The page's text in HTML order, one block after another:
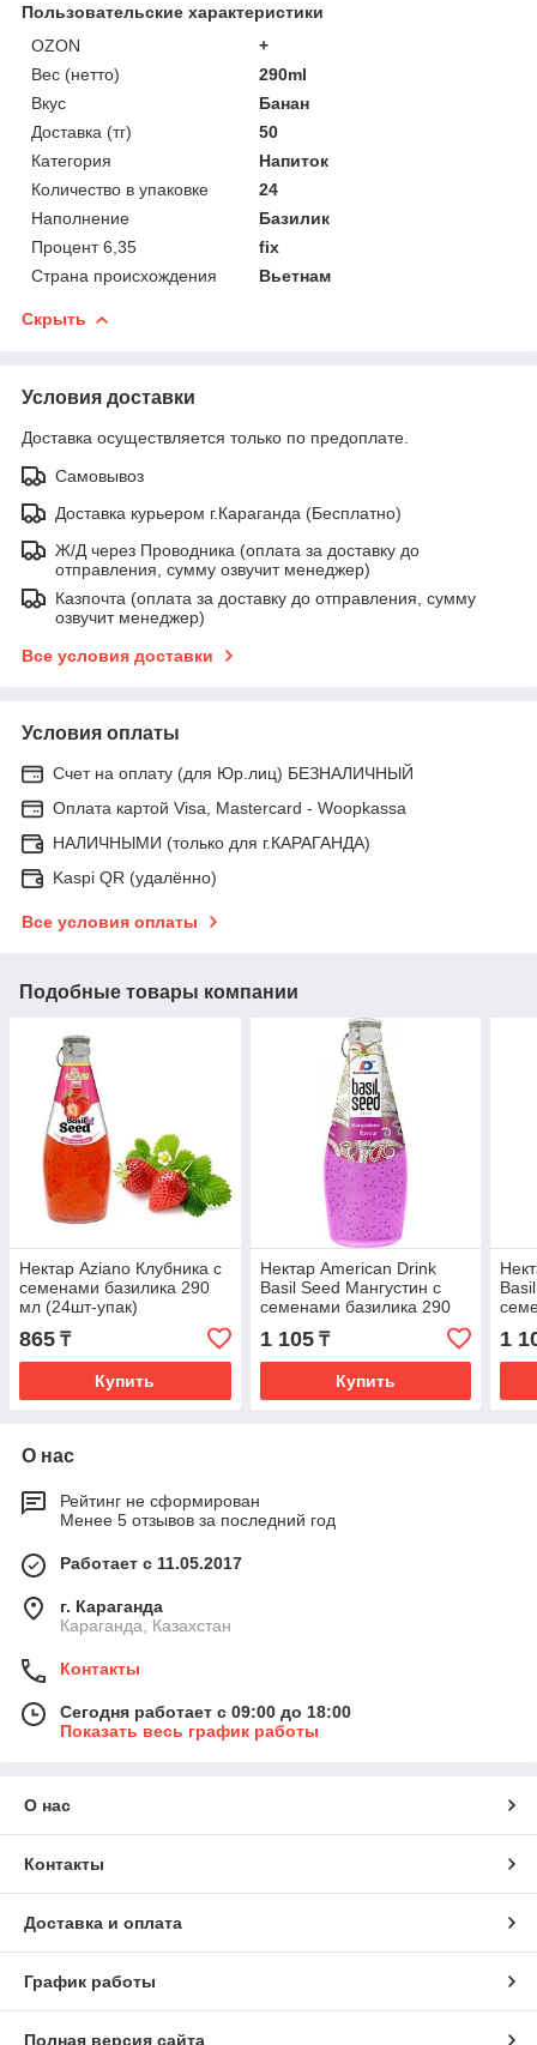
Пользовательские характеристики
OZON
+
Вес (нетто)
290ml
Вкус
Банан
Доставка (тг)
50
Категория
Напиток
Количество в упаковке
24
Наполнение
Базилик
Процент 6,35
fix
Страна происхождения
Вьетнам
Скрыть
Условия доставки
Доставка осуществляется только по предоплате.
Самовывоз
Доставка курьером г.Караганда (Бесплатно)
Ж/Д через Проводника (оплата за доставку до
отправления, сумму озвучит менеджер)
Казпочта (оплата за доставку до отправления, сумму
озвучит менеджер)
Все условия доставки
Условия оплаты
Счет на оплату (для Юр.лиц) БЕЗНАЛИЧНЫЙ
Оплата картой Visa, Mastercard - Woopkassa
НАЛИЧНЫМИ (только для г.КАРАГАНДА)
Kaspi QR (удалённо)
Все условия оплаты
Подобные товары компании
Нектар Aziano Клубника с
семенами базилика 290
мл (24шт-упак)
865 ₸
Купить
Нектар American Drink
Basil Seed Мангустин с
семенами базилика 290
мл (24шт - упак)
1 105₸
Купить
1
О нас
Рейтинг не сформирован
Менее 5 отзывов за последний год
Работает с 11.05.2017
г. Караганда
Караганда, Казахстан
Контакты
Сегодня работает с 09:00 до 18:00
Показать весь график работы
О нас
Контакты
Доставка и оплата
График работы
Полная версия сайта